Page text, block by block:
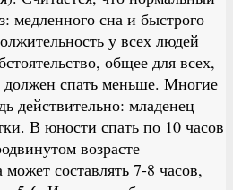
медленного сна и быстрого
у всех людей
общее для всех,
спать меньше. Многие
действительно: младенец
В юности спать по 10 часов
возрасте
составлять 7-8 часов,